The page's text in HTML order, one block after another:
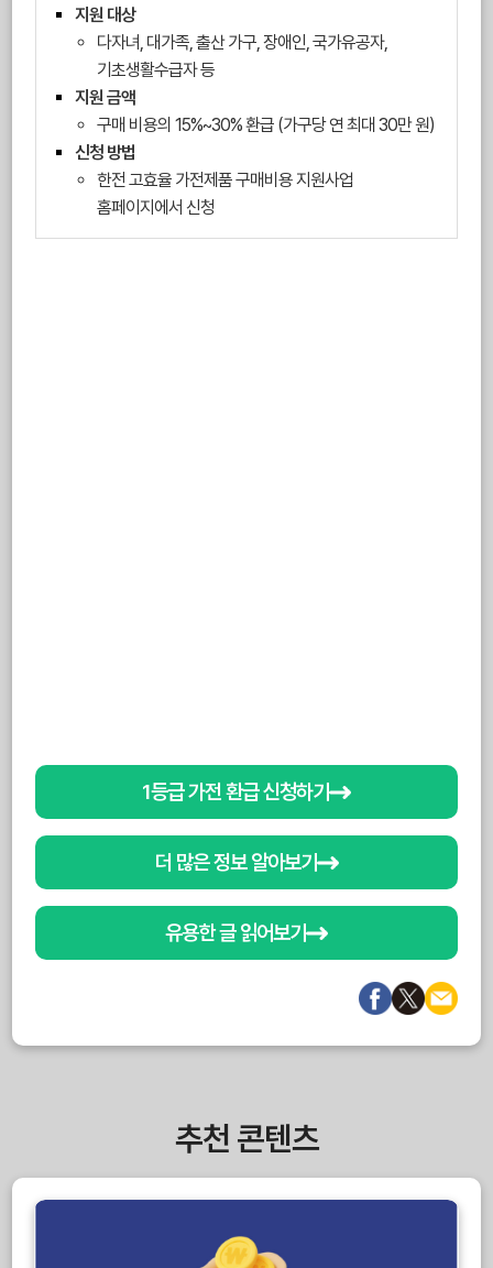
지원 대상
다자녀, 대가족, 출산 가구, 장애인, 국가유공자,
기초생활수급자 등
지원 금액
구매 비용의 15%~30% 환급 (가구당 연 최대 30만 원)
신청 방법
한전 고효율 가전제품 구매비용 지원사업
홈페이지에서 신청
1등급 가전 환급 신청하기
더 많은 정보 알아보기
유용한 글 읽어보기
추천 콘텐츠